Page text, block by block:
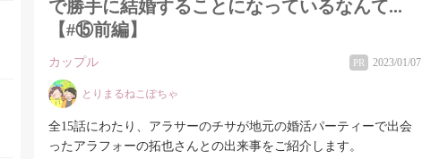
で勝手に結婚することになっているなんて...
【#⑮前編】
カップル PR 2023/01/07
とりまるねこぽちゃ
全15話にわたり、アラサーのチサが地元の婚活パーティーで出会
ったアラフォーの拓也さんとの出来事をご紹介します。